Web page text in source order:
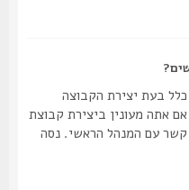
יצירת הקבוצה
מעונין ביצירת קבוצת
המנהל הראשי. נסה